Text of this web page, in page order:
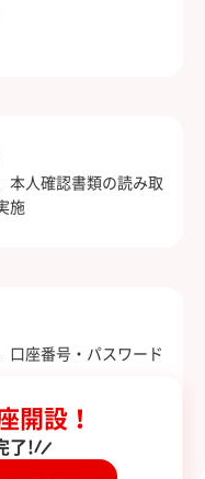
本人確認書類の読み取
施
口座番号・パスワード
開設！
了!